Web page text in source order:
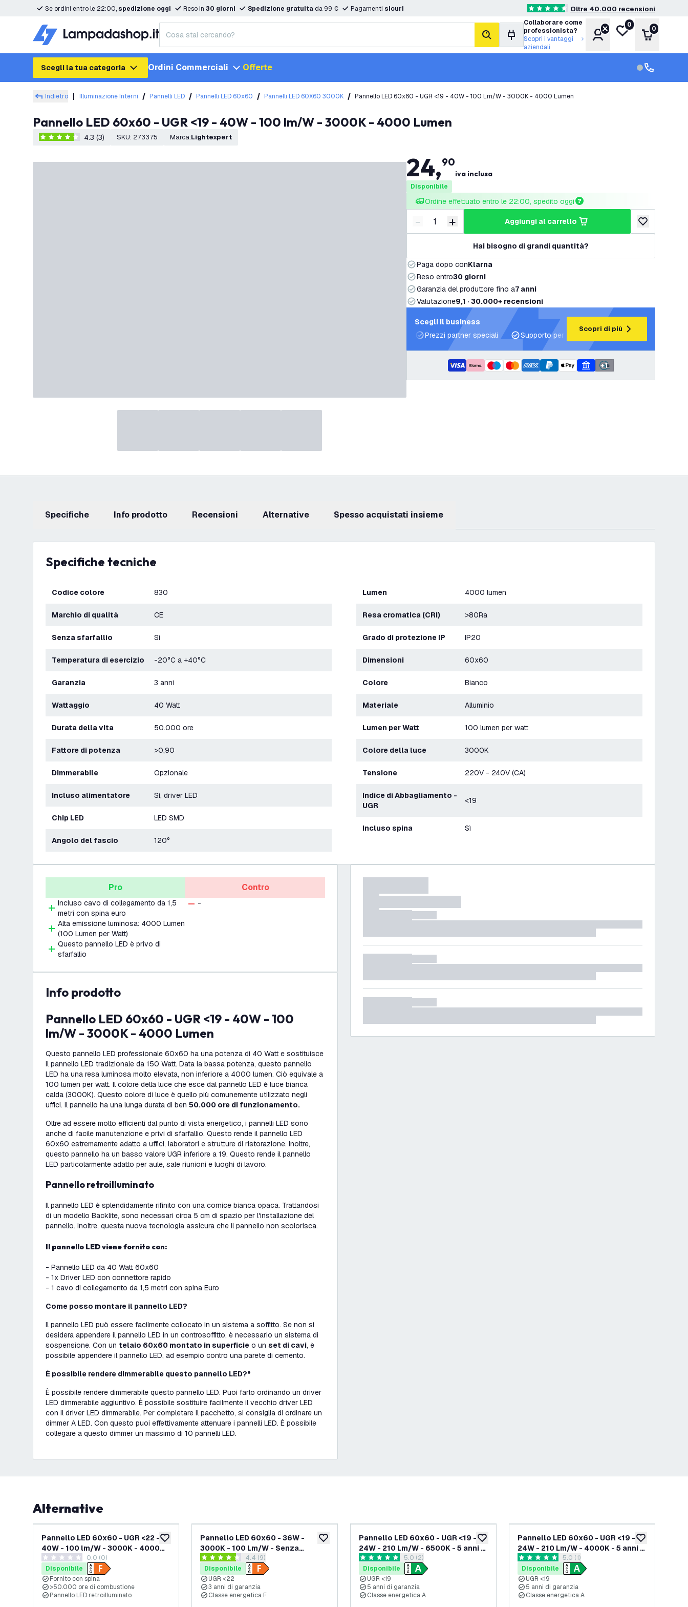
Se ordini entro le 22:00, spedizione oggi Reso in 30 giorni Spedizione gratuita da 99 € Pagamenti sicuri 4.6 stelle di valutazione
Oltre 40.000 recensioni
cerca
Collaborare come
professionista?
Scopri i vantaggi
aziendali
AccountLista desideri
0
Carrello
0
Scegli la tua categoria Ordini Commerciali Offerte Servizio
Assistenza
Indietro Illuminazione Interni Pannelli LED Pannelli LED 60x60 Pannelli LED 60X60 3000K Pannello LED 60x60 - UGR <19 - 40W - 100 Lm/W - 3000K - 4000 Lumen
Pannello LED 60x60 - UGR <19 - 40W - 100 lm/W - 3000K - 4000 Lumen
4.3 stelle di valutazione
4.3 (3) SKU: 273375 Marca: Lightexpert
24,90
iva inclusa
Disponibile
Ordine effettuato entro le 22:00, spedito oggi
Riduci quantità
- Aumenta quantità
+ aggiungi al carrello
aggiungi alla
Hai bisogno di grandi quantità?
Paga dopo conKlarna
Reso entro30 giorni
Garanzia del produttore fino a7 anni
Valutazione9,1 · 30.000+ recensioni
Scegli il business
Prezzi partner speciali
Supporto per progetti e piani di illuminazione
Scopri di più
+1
Specifiche info prodotto recensioni Alternative Spesso acquistati insieme
Specifiche tecniche
Codice colore 830
Marchio di qualità CE
Senza sfarfallio Sì
Temperatura di esercizio -20°C a +40°C
Garanzia 3 anni
Wattaggio 40 Watt
Durata della vita 50.000 ore
Fattore di potenza >0,90
Dimmerabile Opzionale
Incluso alimentatore Sì, driver LED
Chip LED LED SMD
Angolo del fascio 120°
Lumen 4000 lumen
Resa cromatica (CRI) >80Ra
Grado di protezione IP IP20
Dimensioni 60x60
Colore Bianco
Materiale Alluminio
Lumen per Watt 100 lumen per watt
Colore della luce 3000K
Tensione 220V - 240V (CA)
Indice di Abbagliamento -
UGR
<19
Incluso spina Sì
Pro
Incluso cavo di collegamento da 1,5
metri con spina euro
Alta emissione luminosa: 4000 Lumen
(100 Lumen per Watt)
Questo pannello LED è privo di
sfarfallio
Contro
-
info prodotto
Pannello LED 60x60 - UGR <19 - 40W - 100
lm/W - 3000K - 4000 Lumen
Questo pannello LED professionale 60x60 ha una potenza di 40 Watt e sostituisce
il pannello LED tradizionale da 150 Watt. Data la bassa potenza, questo pannello
LED ha una resa luminosa molto elevata, non inferiore a 4000 lumen. Ciò equivale a
100 lumen per watt. Il colore della luce che esce dal pannello LED è luce bianca
calda (3000K). Questo colore di luce è quello più comunemente utilizzato negli
uffici. Il pannello ha una lunga durata di ben 50.000 ore di funzionamento.
Oltre ad essere molto efficienti dal punto di vista energetico, i pannelli LED sono
anche di facile manutenzione e privi di sfarfallio. Questo rende il pannello LED
60x60 estremamente adatto a uffici, laboratori e strutture di ristorazione. Inoltre,
questo pannello ha un basso valore UGR inferiore a 19. Questo rende il pannello
LED particolarmente adatto per aule, sale riunioni e luoghi di lavoro.
Pannello retroilluminato
Il pannello LED è splendidamente rifinito con una cornice bianca opaca. Trattandosi
di un modello Backlite, sono necessari circa 5 cm di spazio per l'installazione del
pannello. Inoltre, questa nuova tecnologia assicura che il pannello non scolorisca.
Il pannello LED viene fornito con:
- Pannello LED da 40 Watt 60x60
- 1x Driver LED con connettore rapido
- 1 cavo di collegamento da 1,5 metri con spina Euro
Come posso montare il pannello LED?
Il pannello LED può essere facilmente collocato in un sistema a soffitto. Se non si
desidera appendere il pannello LED in un controsoffitto, è necessario un sistema di
sospensione. Con un telaio 60x60 montato in superficie o un set di cavi, è
possibile appendere il pannello LED, ad esempio contro una parete di cemento.
È possibile rendere dimmerabile questo pannello LED?*
È possibile rendere dimmerabile questo pannello LED. Puoi farlo ordinando un driver
LED dimmerabile aggiuntivo. È possibile sostituire facilmente il vecchio driver LED
con il driver LED dimmerabile. Per completare il pacchetto, si consiglia di ordinare un
dimmer A LED. Con questo puoi effettivamente attenuare i pannelli LED. È possibile
collegare a questo dimmer un massimo di 10 pannelli LED.
Alternative
aggiungi alla lista desideri
Pannello LED 60x60 - UGR <22 -
40W - 100 lm/W - 3000K - 4000
Lumen
0 stelle di valutazione
0.0 (0)
Disponibile
Fornito con spina
>50.000 ore di combustione
Pannello LED retroilluminato
aggiungi alla lista desideri
Pannello LED 60x60 - 36W -
3000K - 100 Lm/W - Senza
sfarfallio - UGR <22 - 3 anni di
garanzia
apri il cassetto delle recensioni
4.4 stelle di valutazione
4.4 (9)
Disponibile
UGR <22
3 anni di garanzia
Classe energetica F
aggiungi alla lista desideri
Pannello LED 60x60 - UGR <19 -
24W - 210 Lm/W - 6500K - 5 anni di
garanzia - Classe energetica A
apri il cassetto delle recensioni
5 stelle di valutazione
5.0 (2)
Disponibile
UGR <19
5 anni di garanzia
Classe energetica A
aggiungi alla
Pannello LED 60x60 - UGR <19 -
24W - 210 Lm/W - 4000K - 5 anni di
garanzia - Classe energetica A
apri il cassetto delle recensioni
5 stelle di valutazione
5.0 (1)
Disponibile
UGR <19
5 anni di garanzia
Classe energetica A